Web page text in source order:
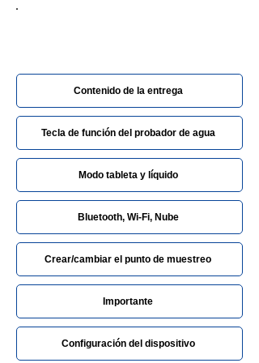
Contenido de la entrega
Tecla de función del probador de agua
Modo tableta y líquido
Bluetooth, Wi-Fi, Nube
Crear/cambiar el punto de muestreo
Importante
Configuración del dispositivo